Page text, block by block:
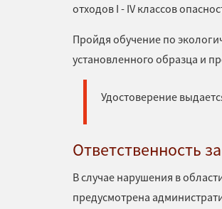
отходов I - IV классов
Пройдя обучение по
установленного образца и
Удостоверение
Ответственность
В случае нарушения в
предусмотрена